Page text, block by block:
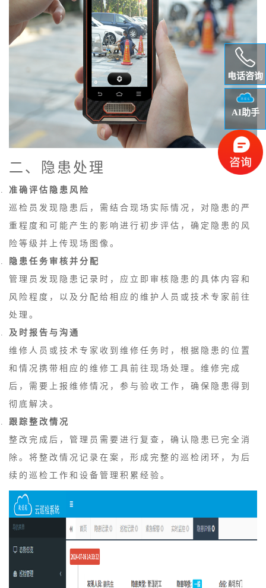
二、隐患处理
准确评估隐患风险
巡检员发现隐患后，需结合现场实际情况，对隐患的严
重程度和可能产生的影响进行初步评估，确定隐患的风
险等级并上传现场图像。
隐患任务审核并分配
管理员发现隐患记录时，应立即审核隐患的具体内容和
风险程度，以及分配给相应的维护人员或技术专家前往
处理。
及时报告与沟通
维修人员或技术专家收到维修任务时，根据隐患的位置
和情况携带相应的维修工具前往现场处理。维修完成
后，需要上报维修情况，参与验收工作，确保隐患得到
彻底解决。
跟踪整改情况
整改完成后，管理员需要进行复查，确认隐患已完全消
除。将整改情况记录在案，形成完整的巡检闭环，为后
续的巡检工作和设备管理积累经验。
电话咨询
AI助手